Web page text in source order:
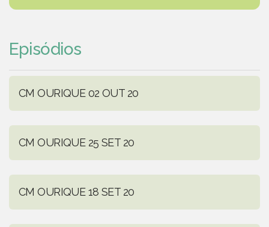
Episódios
CM OURIQUE 02 OUT 20
CM OURIQUE 25 SET 20
CM OURIQUE 18 SET 20